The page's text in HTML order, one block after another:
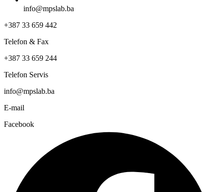
info@mpslab.ba
+387 33 659 442
Telefon & Fax
+387 33 659 244
Telefon Servis
info@mpslab.ba
E-mail
Facebook